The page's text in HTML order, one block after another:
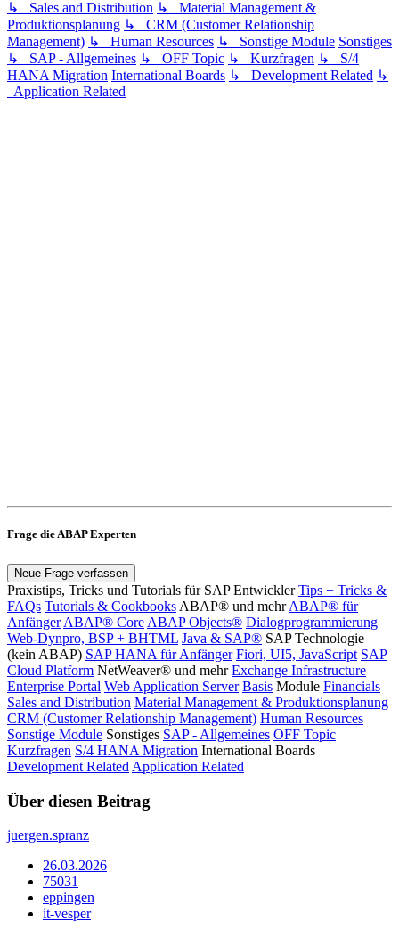
↳ Sales and Distribution ↳ Material Management &
Produktionsplanung ↳ CRM (Customer Relationship
Management) ↳ Human Resources ↳ Sonstige Module Sonstiges
↳ SAP - Allgemeines ↳ OFF Topic ↳ Kurzfragen ↳ S/4
HANA Migration International Boards ↳ Development Related ↳
Application Related
Frage die ABAP Experten
Neue Frage verfassen
Praxistips, Tricks und Tutorials für SAP Entwickler Tips + Tricks &
FAQs Tutorials & Cookbooks ABAP® und mehr ABAP® für
Anfänger ABAP® Core ABAP Objects® Dialogprogrammierung
Web-Dynpro, BSP + BHTML Java & SAP® SAP Technologie
(kein ABAP) SAP HANA für Anfänger Fiori, UI5, JavaScript SAP
Cloud Platform NetWeaver® und mehr Exchange Infrastructure
Enterprise Portal Web Application Server Basis Module Financials
Sales and Distribution Material Management & Produktionsplanung
CRM (Customer Relationship Management) Human Resources
Sonstige Module Sonstiges SAP - Allgemeines OFF Topic
Kurzfragen S/4 HANA Migration International Boards
Development Related Application Related
Über diesen Beitrag
juergen.spranz
26.03.2026
75031
eppingen
it-vesper